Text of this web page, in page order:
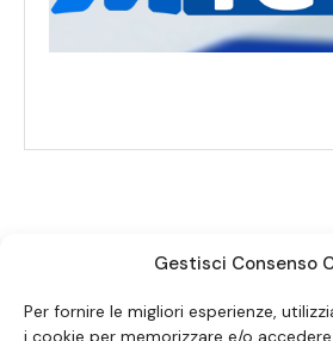
Gestisci Consenso
Per fornire le migliori esperienze,
i cookie per memorizzare e/o
SEGUICI SUI